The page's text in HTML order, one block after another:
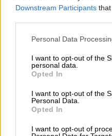
Downstream Participants
Please note that this
not limited to your visit or
grant or deny consent to
use your data for below
consent section.
Personal Data
I want to opt-out of the
personal data.
Opted In
I want to opt-out of the
Personal Data.
Opted In
I want to opt-out of
νομική αναγνώριση
γάμο των ομόφυλων
προστασίας για τα
εκπροσώπηση
θεσμούς και στον
Μετράμε
απογοήτευσης από
εκπαιδευτικό